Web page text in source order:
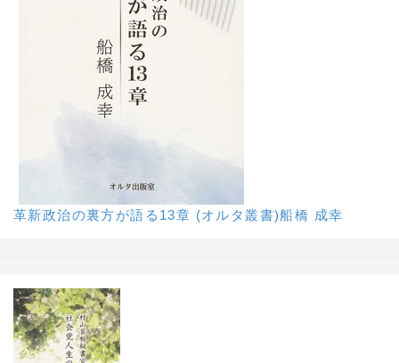
革新政治の裏方が語る13章 (オルタ叢書)船橋 成幸